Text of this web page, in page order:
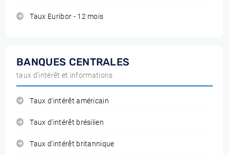
Taux Euribor - 12 mois
BANQUES CENTRALES
taux d'intérêt et informations
Taux d'intérêt américain
Taux d'intérêt brésilien
Taux d'intérêt britannique